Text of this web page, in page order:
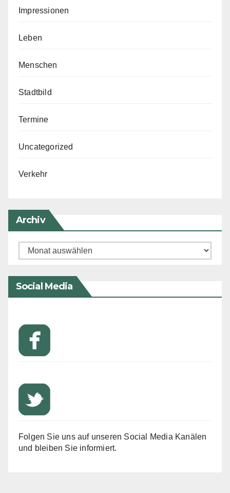
Impressionen
Leben
Menschen
Stadtbild
Termine
Uncategorized
Verkehr
Archiv
Archiv
Social Media
Folgen Sie uns auf unseren Social Media Kanälen
und bleiben Sie informiert.